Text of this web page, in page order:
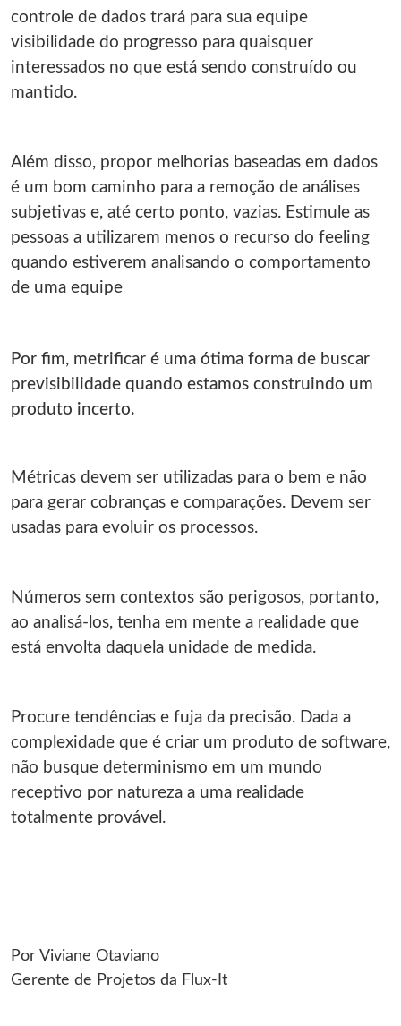
controle de dados trará para sua equipe
visibilidade do progresso para quaisquer
interessados no que está sendo construído ou
mantido.
Além disso, propor melhorias baseadas em dados
é um bom caminho para a remoção de análises
subjetivas e, até certo ponto, vazias. Estimule as
pessoas a utilizarem menos o recurso do feeling
quando estiverem analisando o comportamento
de uma equipe
Por fim, metrificar é uma ótima forma de buscar
previsibilidade quando estamos construindo um
produto incerto.
Métricas devem ser utilizadas para o bem e não
para gerar cobranças e comparações. Devem ser
usadas para evoluir os processos.
Números sem contextos são perigosos, portanto,
ao analisá‐los, tenha em mente a realidade que
está envolta daquela unidade de medida.
Procure tendências e fuja da precisão. Dada a
complexidade que é criar um produto de software,
não busque determinismo em um mundo
receptivo por natureza a uma realidade
totalmente provável.
Por Viviane Otaviano
Gerente de Projetos da Flux-It